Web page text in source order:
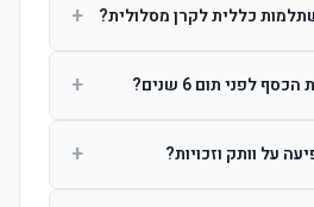
כללית לקרן מסלולית? +
אחרי מדד ספציפי ומאפשרת
לפני תום 6 שנים? +
6 שנים ניתן למשוך פטור ממס עד לתקרה
על וותק וזכויות? +